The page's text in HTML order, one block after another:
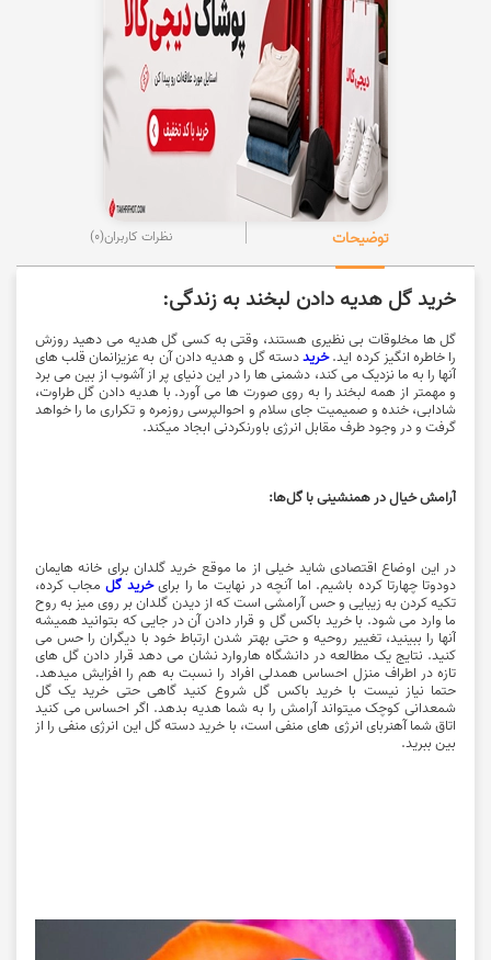
توضیحات نظرات کاربران(0)
خرید گل هدیه دادن لبخند به زندگی:
گل ها مخلوقات بی نظیری هستند، وقتی به کسی گل هدیه می دهید روزش
را خاطره انگیز کرده اید.خریددسته گل و هدیه دادن آن به عزیزانمان قلب های
آنها را به ما نزدیک می کند، دشمنی ها را در این دنیای پر از آشوب از بین می برد
و مهمتر از همه لبخند را به روی صورت ها می آورد. با هدیه دادن گل طراوت،
شادابی، خنده و صمیمیت جای سلام و احوالپرسی روزمره و تکراری ما را خواهد
گرفت و در وجود طرف مقابل انرژی باورنکردنی ابجاد میکند.
آرامش خیال در همنشینی با گل‌ها:
در این اوضاع اقتصادی شاید خیلی از ما موقع خرید گلدان برای خانه هایمان
دودوتا چهارتا کرده باشیم. اما آنچه در نهایت ما را برایخرید گل مجاب کرده،
تکیه کردن به زیبایی و حس آرامشی است که از دیدن گلدان بر روی میز به روح
ما وارد می شود. با خرید باکس گل و قرار دادن آن در جایی که بتوانید همیشه
آنها را ببینید، تغییر روحیه و حتی بهتر شدن ارتباط خود با دیگران را حس می
کنید. نتایج یک مطالعه در دانشگاه هاروارد نشان می دهد قرار دادن گل های
تازه در اطراف منزل احساس همدلی افراد را نسبت به هم را افزایش میدهد.
حتما نیاز نیست با خرید باکس گل شروع کنید گاهی حتی خرید یک گل
شمعدانی کوچک میتواند آرامش را به شما هدیه بدهد. اگر احساس می کنید
اتاق شما آهنربای انرژی های منفی است، با خرید دسته گل این انرژی منفی را از
بین ببرید.